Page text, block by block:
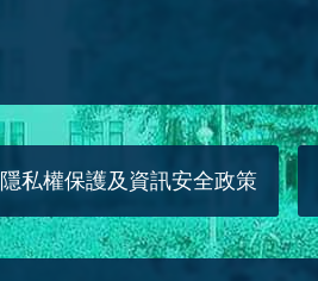
隱私權保護及資訊安全政策